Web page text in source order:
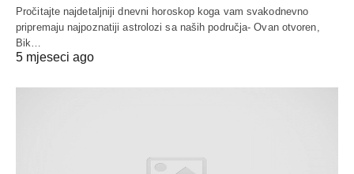
Pročitajte najdetaljniji dnevni horoskop koga vam svakodnevno
pripremaju najpoznatiji astrolozi sa naših područja- Ovan otvoren,
Bik…
5 mjeseci ago